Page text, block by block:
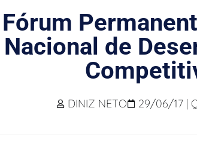
Fórum
Nacional de
DINIZ NETO 29/06/17 |